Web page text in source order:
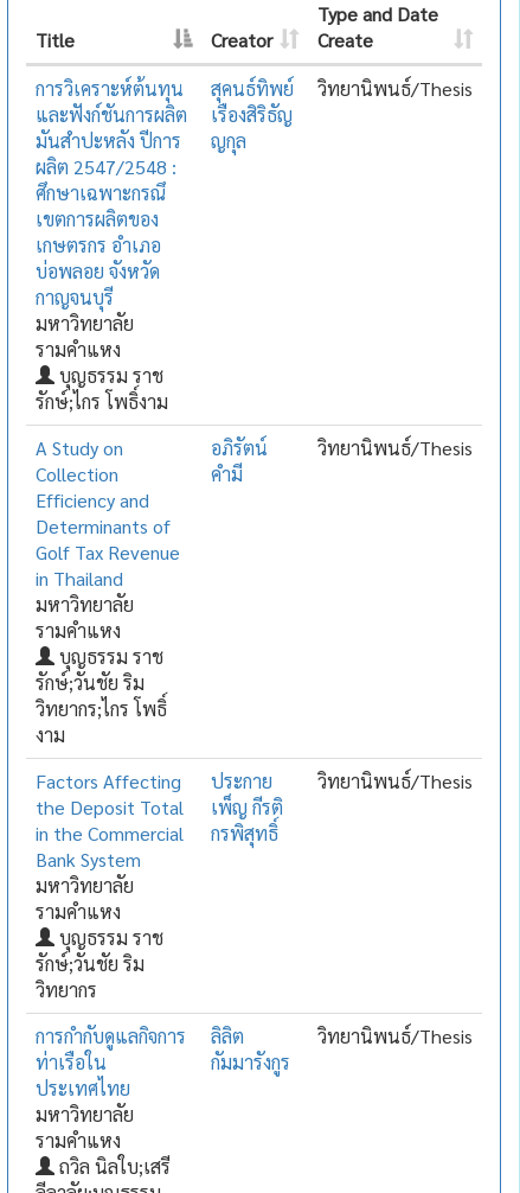
Title Creator
Type and Date
Create
การวิเคราะห์ต้นทุน
และฟังก์ชันการผลิต
มันสำปะหลัง ปีการ
ผลิต 2547/2548 :
ศึกษาเฉพาะกรณึ
เขตการผลิตของ
เกษตรกร อำเภอ
บ่อพลอย จังหวัด
กาญจนบุรี
มหาวิทยาลัย
รามคำแหง
บุญธรรม ราช
รักษ์;ไกร โพธิ์งาม
สุคนธ์ทิพย์
เรืองสิริธัญ
ญกุล
วิทยานิพนธ์/Thesis
A Study on
Collection
Efficiency and
Determinants of
Golf Tax Revenue
in Thailand
มหาวิทยาลัย
รามคำแหง
บุญธรรม ราช
รักษ์;วันชัย ริม
วิทยากร;ไกร โพธิ์
งาม
อภิรัตน์
คำมี
วิทยานิพนธ์/Thesis
Factors Affecting
the Deposit Total
in the Commercial
Bank System
มหาวิทยาลัย
รามคำแหง
บุญธรรม ราช
รักษ์;วันชัย ริม
วิทยากร
ประกาย
เพ็ญ กีรติ
กรพิสุทธิ์
วิทยานิพนธ์/Thesis
การกำกับดูแลกิจการ
ท่าเรือใน
ประเทศไทย
มหาวิทยาลัย
รามคำแหง
ถวิล นิลใบ;เสรี
ลิลิต
กัมมารังกูร
วิทยานิพนธ์/Thesis